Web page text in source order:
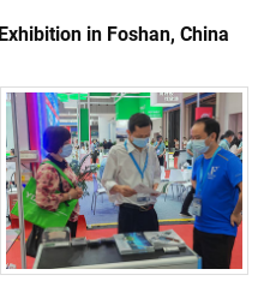
in Foshan, China